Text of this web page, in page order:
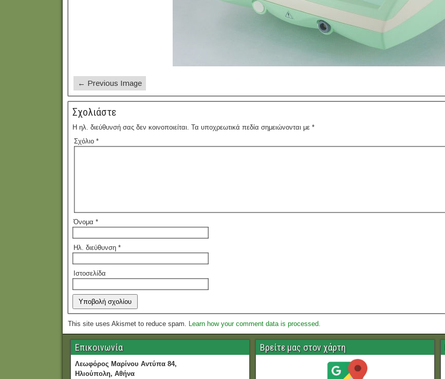
← Previous Image
Σχολιάστε
Η ηλ. διεύθυνσή σας δεν κοινοποιείται. Τα υποχρεωτικά πεδία σημειώνονται με *
Σχόλιο *
Όνομα *
Ηλ. διεύθυνση *
Ιστοσελίδα
This site uses Akismet to reduce spam. Learn how your comment data is processed.
Επικοινωνία
Λεωφόρος Μαρίνου Αντύπα 84,
Ηλιούπολη, Αθήνα
Βρείτε μας στον χάρτη